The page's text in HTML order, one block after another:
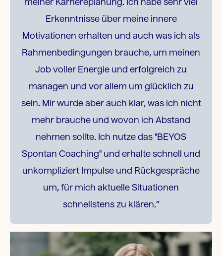
meiner Karriereplanung. Ich habe sehr viel
Erkenntnisse über meine innere
Motivationen erhalten und auch was ich als
Rahmenbedingungen brauche, um meinen
Job voller Energie und erfolgreich zu
managen und vor allem um glücklich zu
sein. Mir wurde aber auch klar, was ich nicht
mehr brauche und wovon ich Abstand
nehmen sollte. Ich nutze das "BEYOS
Spontan Coaching" und erhalte schnell und
unkompliziert Impulse und Rückgespräche
um, für mich aktuelle Situationen
schnellstens zu klären.“